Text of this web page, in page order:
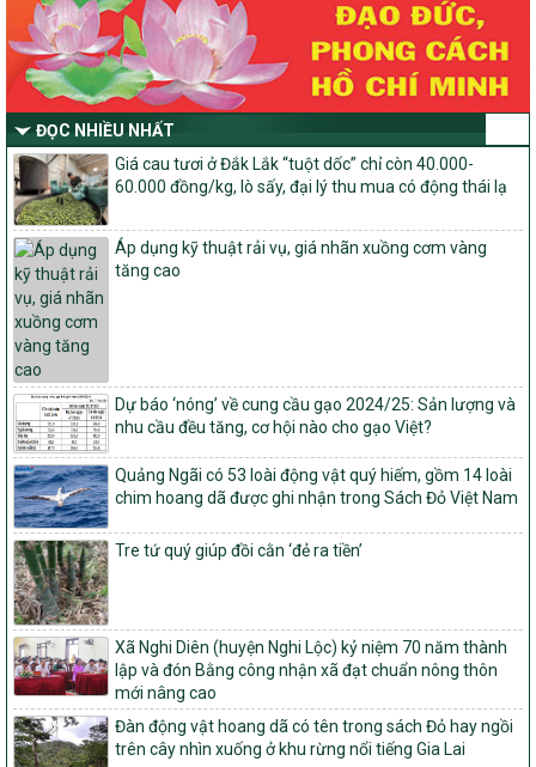
Thông tư Hướng dẫn thực hiện một số nội dung Chương trình
mục tiêu quốc gia xây dựng nông thôn mới, giảm nghèo bền
vững và phát triển kinh tế – xã hội vùng đồng bào dân tộc thiểu
số và miền núi giai đoạn 2026-2030 thuộc phạm vi quản lý nhà
nước của Bộ Nông nghiệp và Môi trường
Quyết định số: 26/2026/QĐ-TTg
Quyết định ban hành Bộ tiêu chí và quy trình đánh giá, phân hạng
sản phẩm Mỗi xã một sản phẩm
số: 19/2026/QĐ-TTg
Quy định điều kiện, trình tự, thủ tục, hồ sơ xét, công nhận, công bố
và thu hồi quyết định công nhận xã đạt chuẩn nông thôn mới, xã
đạt nông thôn mới hiện đại và tỉnh, thành phố hoàn thành nhiệm
vụ xây dựng nông thôn mới giai đoạn 2026 – 2030
Quyết định số 16/2026/QĐ-TTg
Quy định nguyên tắc, tiêu chí, định mức phân bổ ngân sách trung
ương và tỉ lệ vốn đối ứng ngân sách của địa phương thực hiện
Chương trình mục tiêu quốc gia xây dựng nông thôn mới, giảm
nghèo bền vững và phát triển kinh tế – xã hội vùng đồng bào dân
tộc thiểu số và miền núi giai đoạn 2026 – 2030
1451/QĐ-UBND
Phê duyệt danh sách các xã thuộc nhóm 1, nhóm 2, nhóm 3
trong xây dựng nông thôn mới giai đoạn 2026-2030 trên địa bàn
tỉnh Nghệ An
103/PTNT-NTM
Về việc đăng ký thực hiện Dự án liên kết theo chuỗi giá trị thuộc
Dự án 2 – Chương trình Mục tiêu quốc gia Giảm nghèo bền vững
giai đoạn 2021-2025 được kéo dài sang năm 2026
827/QĐ-BNNMT
Quyết định Ban hành Kế hoạch triển khai thực hiện Chương trình
mục tiêu quốc gia xây dựng nông thôn mới, giảm nghèo bền
ĐỌC NHIỀU NHẤT
Giá cau tươi ở Đắk Lắk “tuột dốc” chỉ còn 40.000-
60.000 đồng/kg, lò sấy, đại lý thu mua có động thái lạ
Áp dụng kỹ thuật rải vụ, giá nhãn xuồng cơm vàng
tăng cao
Dự báo ‘nóng’ về cung cầu gạo 2024/25: Sản lượng và
nhu cầu đều tăng, cơ hội nào cho gạo Việt?
Quảng Ngãi có 53 loài động vật quý hiếm, gồm 14 loài
chim hoang dã được ghi nhận trong Sách Đỏ Việt Nam
Tre tứ quý giúp đồi cằn ‘đẻ ra tiền’
Xã Nghi Diên (huyện Nghi Lộc) kỷ niệm 70 năm thành
lập và đón Bằng công nhận xã đạt chuẩn nông thôn
mới nâng cao
Đàn động vật hoang dã có tên trong sách Đỏ hay ngồi
trên cây nhìn xuống ở khu rừng nổi tiếng Gia Lai